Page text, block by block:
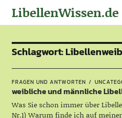
LibellenWissen.de
Schlagwort:
FRAGEN UND ANTWORTEN
weibliche und männliche
Was Sie schon immer über
Nr.1) Warum finde ich auf